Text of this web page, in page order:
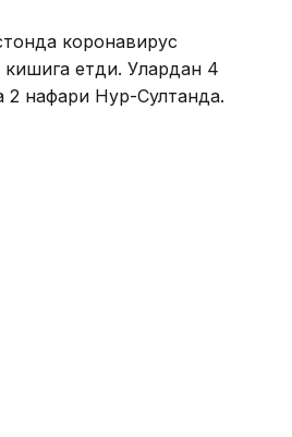
коронавирус
етди. Улардан 4
2 нафари Нур-Султанда.